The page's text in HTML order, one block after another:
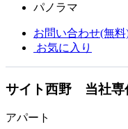
パノラマ
お問い合わせ(無料
お気に入り
サイト西野 当社専
アパート